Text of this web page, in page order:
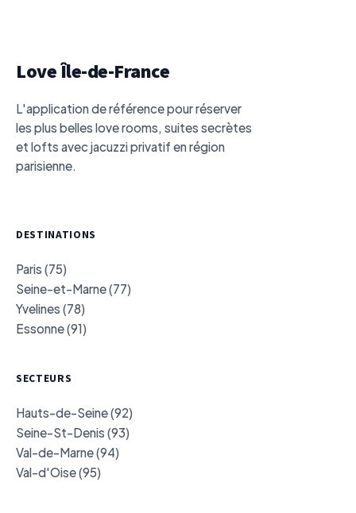
Love Île-de-France
L'application de référence pour réserver
les plus belles love rooms, suites secrètes
et lofts avec jacuzzi privatif en région
parisienne.
DESTINATIONS
Paris (75)
Seine-et-Marne (77)
Yvelines (78)
Essonne (91)
SECTEURS
Hauts-de-Seine (92)
Seine-St-Denis (93)
Val-de-Marne (94)
Val-d'Oise (95)